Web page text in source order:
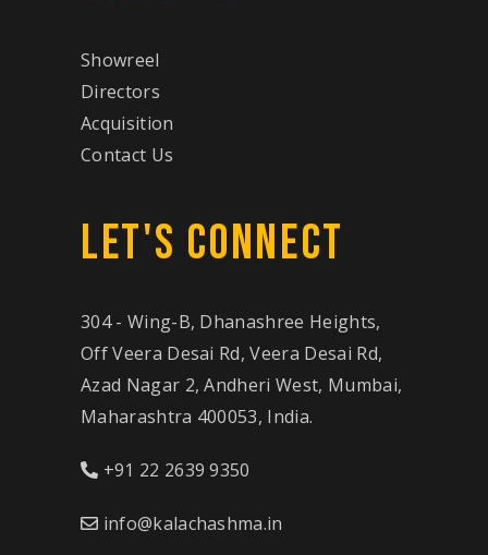
Showreel
Directors
Acquisition
Contact Us
LET'S CONNECT
304 - Wing-B, Dhanashree Heights,
Off Veera Desai Rd, Veera Desai Rd,
Azad Nagar 2, Andheri West, Mumbai,
Maharashtra 400053, India.
+91 22 2639 9350
info@kalachashma.in